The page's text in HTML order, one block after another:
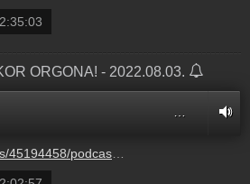
ORGONA! - 2022.08.03.
…
7-3%2Feea82cc9-9fee-84d1-1945-52f5a221f856.mp3